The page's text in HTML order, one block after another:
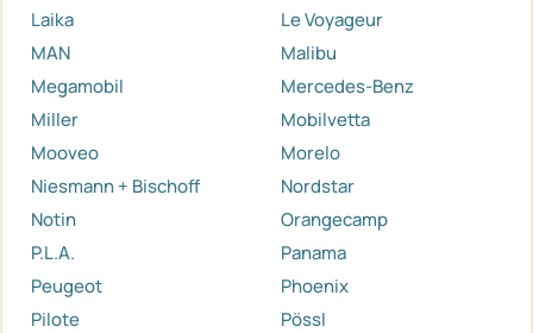
Laika
Le Voyageur
MAN
Malibu
Megamobil
Mercedes-Benz
Miller
Mobilvetta
Mooveo
Morelo
Niesmann + Bischoff
Nordstar
Notin
Orangecamp
P.L.A.
Panama
Peugeot
Phoenix
Pilote
Pössl